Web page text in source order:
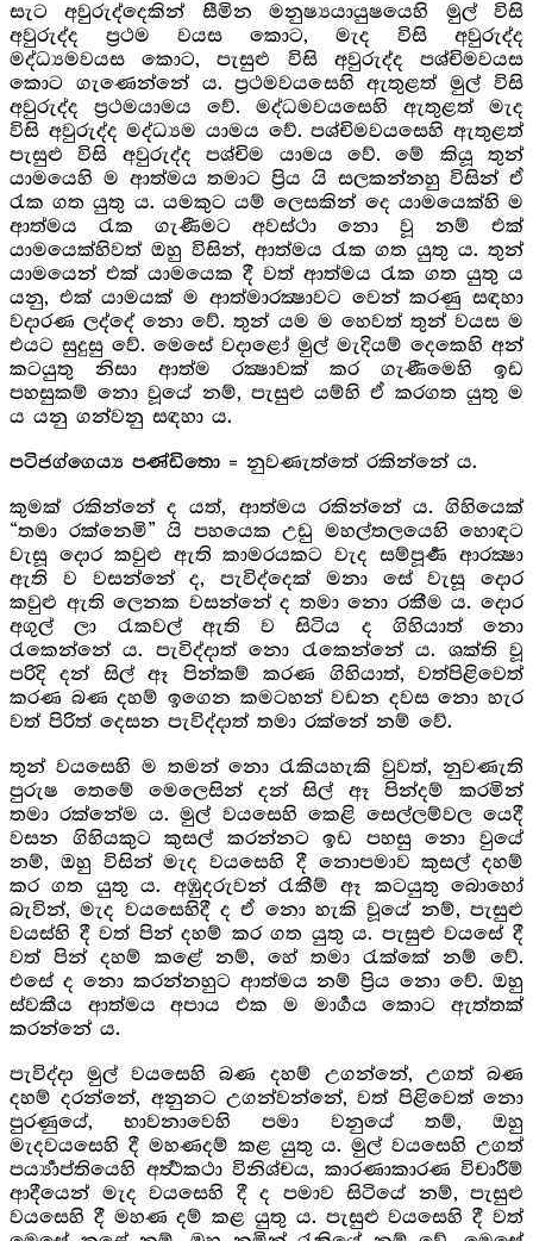
සැට අවුරුද්දෙකින් සීමින මනුෂ්‍යයායුෂයෙහි මුල් විසි
අවුරුද්ද ප්‍රථම වයස කොට, මැද විසි අවුරුද්ද
මද්ධ්‍යමවයස කොට, පැසුළු විසි අවුරුද්ද පශ්චිමවයස
කොට ගැණෙන්නේ ය. ප්‍රථමවයසෙහි ඇතුළත් මුල් විසි
අවුරුද්ද ප්‍රථමයාමය වේ. මද්ධමවයසෙහි ඇතුළත් මැද
විසි අවුරුද්ද මද්ධ්‍යම යාමය වේ. පශ්චිමවයසෙහි ඇතුළත්
පැසුළු විසි අවුරුද්ද පශ්චිම යාමය වේ. මේ කියූ තුන්
යාමයෙහි ම ආත්මය තමාට ප්‍රිය යි සලකන්නහු විසින් ඒ
රැක ගත යුතු ය. යමකුට යම් ලෙසකින් දෙ යාමයෙක්හි ම
ආත්මය රැක ගැණීමට අවස්ථා නො වූ නම් එක්
යාමයෙක්හිවත් ඔහු විසින්, ආත්මය රැක ගත යුතු ය. තුන්
යාමයෙන් එක් යාමයෙක දී වත් ආත්මය රැක ගත යුතු ය
යනු, එක් යාමයක් ම ආත්මාරක්‍ෂාවට වෙන් කරණු සඳහා
වදාරණ ලද්දේ නො වේ. තුන් යම ම හෙවත් තුන් වයස ම
එයට සුදුසු වේ. මෙසේ වදාළෝ මුල් මැදියම් දෙකෙහි අන්
කටයුතු නිසා ආත්ම රක්‍ෂාවක් කර ගැණීමෙහි ඉඩ
පහසුකම් නො වූයේ නම්, පැසුළු යම්හි ඒ කරගත යුතු ම
ය යනු ගන්වනු සඳහා ය.
පටිජග්ගෙය්‍ය පණ්ඩිතො = නුවණැත්තේ රකින්නේ ය.
කුමක් රකින්නේ ද යත්, ආත්මය රකින්නේ ය. ගිහියෙක්
“තමා රක්නෙමි” යි පහයෙක උඩු මහල්තලයෙහි හොඳට
වැසූ දොර කවුළු ඇති කාමරයකට වැද සම්පූර්‍ණ ආරක්‍ෂා
ඇති ව වසන්නේ ද, පැවිද්දෙක් මනා සේ වැසූ දොර
කවුළු ඇති ලෙනක වසන්නේ ද තමා නො රකීම ය. දොර
අගුල් ලා රැකවල් ඇති ව සිටිය ද ගිහියාත් නො
රැකෙන්නේ ය. පැවිද්දාත් නො රැකෙන්නේ ය. ශක්ති වූ
පරිදි දන් සිල් ඈ පින්කම් කරණ ගිහියාත්, වත්පිළිවෙත්
කරණ බණ දහම් ඉගෙන කමටහන් වඩන දවස නො හැර
වත් පිරිත් දෙසන පැවිද්දාත් තමා රක්නේ නම් වේ.
තුන් වයසෙහි ම තමන් නො රැකියහැකි වුවත්, නුවණැති
පුරුෂ තෙමේ මෙලෙසින් දන් සිල් ඈ පින්දම් කරමින්
තමා රක්නේම ය. මුල් වයසෙහි කෙළි සෙල්ලම්වල යෙදී
වසන ගිහියකුට කුසල් කරන්නට ඉඩ පහසු නො වුයේ
නම්, ඔහු විසින් මැද වයසෙහි දී නොපමාව කුසල් දහම්
කර ගත යුතු ය. අඹුදරුවන් රැකීම් ඈ කටයුතු බොහෝ
බැවින්, මැද වයසෙහිදී ද ඒ නො හැකි වූයේ නම්, පැසුළු
වයස්හි දී වත් පින් දහම් කර ගත යුතු ය. පැසුළු වයසේ දී
වත් පින් දහම් කළේ නම්, හේ තමා රැක්කේ නම් වේ.
එසේ ද නො කරන්නහුට ආත්මය නම් ප්‍රිය නො වේ. ඔහු
ස්වකීය ආත්මය අපාය එක ම මාර්‍ගය කොට ඇත්තක්
කරන්නේ ය.
පැවිද්දා මුල් වයසෙහි බණ දහම් උගන්නේ, උගත් බණ
දහම් දරන්නේ, අනුනට උගන්වන්නේ, වත් පිළිවෙත් නො
පුරණුයේ, භාවනාවෙහි පමා වනුයේ තම්, ඔහු
මැදවයසෙහි දී මහණදම් කළ යුතු ය. මුල් වයසෙහි උගත්
පර්‍ය්‍යාප්තියෙහි අර්‍ත්‍ථකථා විනිශ්චය, කාරණාකාරණ විචාරීම්
ආදීයෙන් මැද වයසෙහි දී ද පමාව සිටියේ නම්, පැසුළු
වයසෙහි දී මහණ දම් කළ යුතු ය. පැසුළු වයසෙහි දී වත්